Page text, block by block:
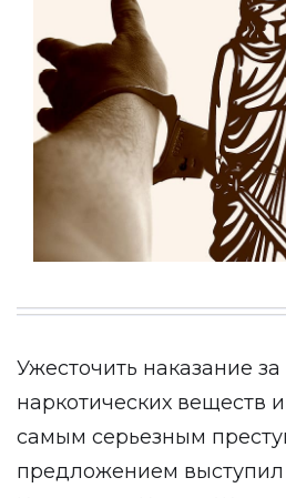
Ужесточить наказание
наркотических веществ
самым серьезным
предложением